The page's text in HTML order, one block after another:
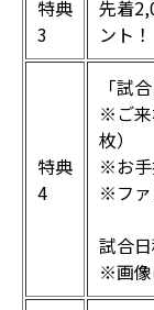
特典
3
先着
ント！
特典
4
「試
※ご来
枚）
※お手
※ファ
試合
※画像